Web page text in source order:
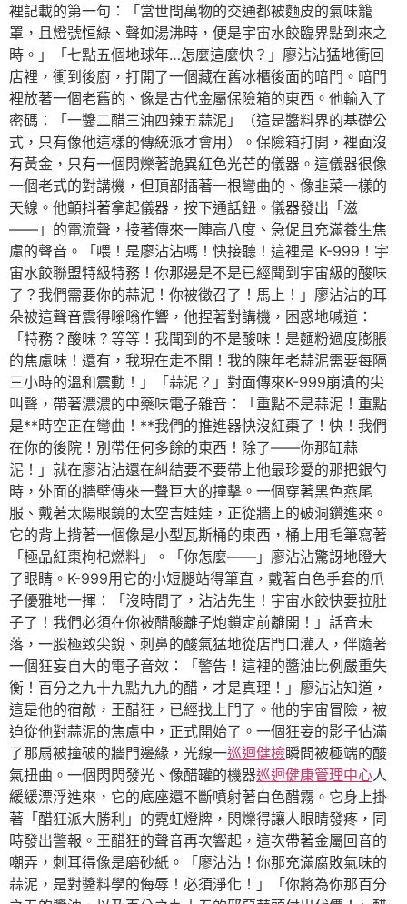
裡記載的第一句：「當世間萬物的交通都被麵皮的氣味籠
罩，且燈號恒綠、聲如湯沸時，便是宇宙水餃臨界點到來之
時。」「七點五個地球年…怎麼這麼快？」廖沾沾猛地衝回
店裡，衝到後廚，打開了一個藏在舊冰櫃後面的暗門。暗門
裡放著一個老舊的、像是古代金屬保險箱的東西。他輸入了
密碼：「一醬二醋三油四辣五蒜泥」（這是醬料界的基礎公
式，只有像他這樣的傳統派才會用）。保險箱打開，裡面沒
有黃金，只有一個閃爍著詭異紅色光芒的儀器。這儀器很像
一個老式的對講機，但頂部插著一根彎曲的、像韭菜一樣的
天線。他顫抖著拿起儀器，按下通話鈕。儀器發出「滋
——」的電流聲，接著傳來一陣高八度、急促且充滿養生焦
慮的聲音。「喂！是廖沾沾嗎！快接聽！這裡是 K-999！宇
宙水餃聯盟特級特務！你那邊是不是已經聞到宇宙級的酸味
了？我們需要你的蒜泥！你被徵召了！馬上！」廖沾沾的耳
朵被這聲音震得嗡嗡作響，他捏著對講機，困惑地喊道：
「特務？酸味？等等！我聞到的不是酸味！是麵粉過度膨脹
的焦慮味！還有，我現在走不開！我的陳年老蒜泥需要每隔
三小時的溫和震動！」「蒜泥？」對面傳來K-999崩潰的尖
叫聲，帶著濃濃的中藥味電子雜音：「重點不是蒜泥！重點
是**時空正在彎曲！**我們的推進器快沒紅棗了！快！我們
在你的後院！別帶任何多餘的東西！除了——你那缸蒜
泥！」就在廖沾沾還在糾結要不要帶上他最珍愛的那把銀勺
時，外面的牆壁傳來一聲巨大的撞擊。一個穿著黑色燕尾
服、戴著太陽眼鏡的太空吉娃娃，正從牆上的破洞鑽進來。
它的背上揹著一個像是小型瓦斯桶的東西，桶上用毛筆寫著
「極品紅棗枸杞燃料」。「你怎麼——」廖沾沾驚訝地瞪大
了眼睛。K-999用它的小短腿站得筆直，戴著白色手套的爪
子優雅地一揮：「沒時間了，沾沾先生！宇宙水餃快要拉肚
子了！我們必須在你被醋酸離子炮鎖定前離開！」話音未
落，一股極致尖銳、刺鼻的酸氣猛地從店門口灌入，伴隨著
一個狂妄自大的電子音效：「警告！這裡的醬油比例嚴重失
衡！百分之九十九點九九的醋，才是真理！」廖沾沾知道，
這是他的宿敵，王醋狂，已經找上門了。他的宇宙冒險，被
迫從他對蒜泥的焦慮中，正式開始了。一個狂妄的影子佔滿
了那扇被撞破的牆門邊緣，光線一巡迴健檢瞬間被極端的酸
氣扭曲。一個閃閃發光、像醋罐的機器巡迴健康管理中心人
緩緩漂浮進來，它的底座還不斷噴射著白色醋霧。它身上掛
著「醋狂派大勝利」的霓虹燈牌，閃爍得讓人眼睛發疼，同
時發出警報。王醋狂的聲音再次響起，這次帶著金屬回音的
嘲弄，刺耳得像是磨砂紙。「廖沾沾！你那充滿腐敗氣味的
蒜泥，是對醬料學的侮辱！必須淨化！」「你將為你那百分